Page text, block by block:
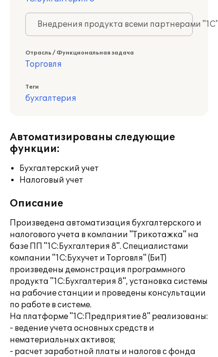
Внедрения продукта всеми партнерами
Отрасль / Функциональная задача
Торговля
Теги
бухгалтерия
Автоматизированы следующие
функции:
Бухгалтерский учет
Налоговый учет
Описание
Произведена автоматизация бухгалтерского и
налогового учета в компании "Трикотажка" на
базе ПП "1С:Бухгалтерия 8". Специалистами
компании "1С:Бухучет и Торговля" (БиТ)
произведены демонстрация программного
продукта "1С:Бухгалтерия 8", установка системы
на рабочие станции и проведены консультации
по работе в системе.
На платформе "1С:Предприятие 8" реализованы:
- ведение учета основных средств и
нематериальных активов;
- расчет заработной платы и налогов с фонда